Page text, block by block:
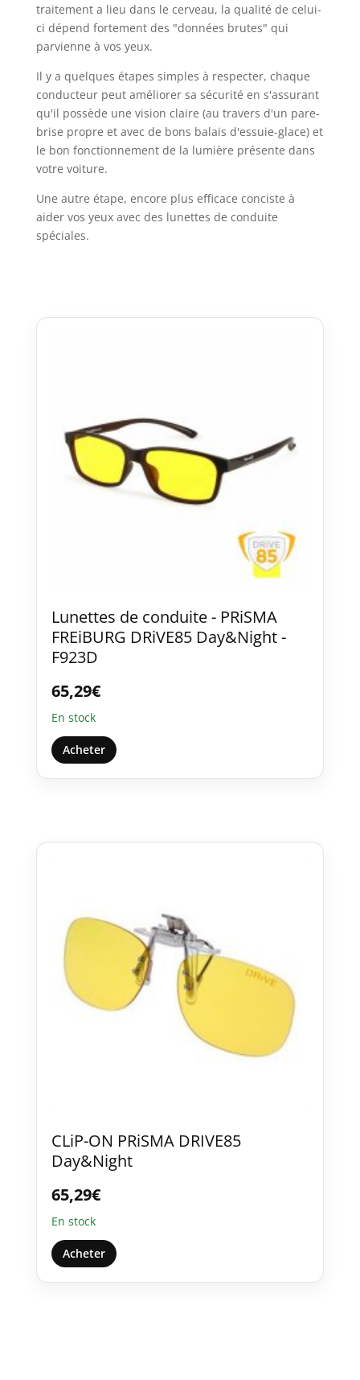
traitement a lieu dans le cerveau, la qualité de celui-
ci dépend fortement des "données brutes" qui
parvienne à vos yeux.
Il y a quelques étapes simples à respecter, chaque
conducteur peut améliorer sa sécurité en s'assurant
qu'il possède une vision claire (au travers d'un pare-
brise propre et avec de bons balais d'essuie-glace) et
le bon fonctionnement de la lumière présente dans
votre voiture.
Une autre étape, encore plus efficace conciste à
aider vos yeux avec des lunettes de conduite
spéciales.
Lunettes de conduite - PRiSMA
FREiBURG DRiVE85 Day&Night -
F923D
65,29€
En stock
Acheter
CLiP-ON PRiSMA DRIVE85
Day&Night
65,29€
En stock
Acheter